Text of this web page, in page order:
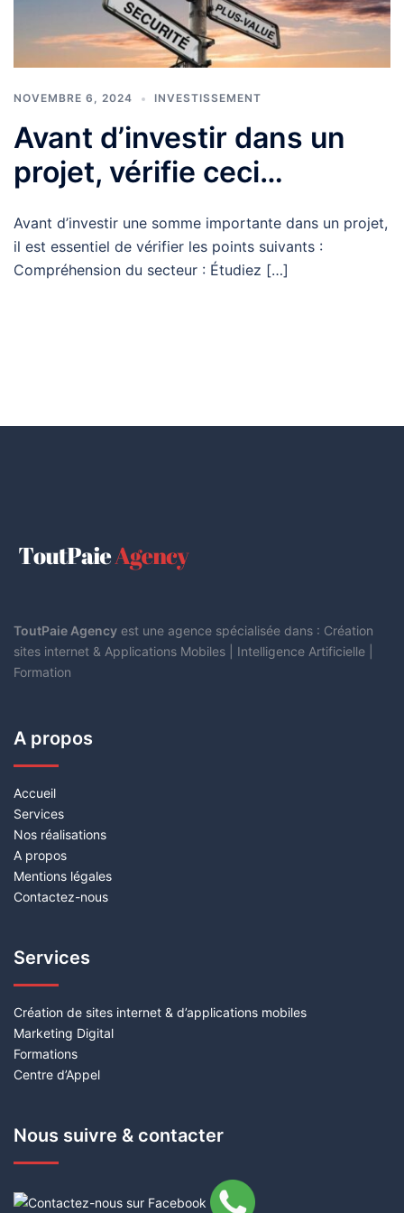
NOVEMBRE 6, 2024 INVESTISSEMENT
Avant d’investir dans un
projet, vérifie ceci…
Avant d’investir une somme importante dans un projet,
il est essentiel de vérifier les points suivants :
Compréhension du secteur : Étudiez […]
ToutPaie Agency est une agence spécialisée dans : Création
sites internet & Applications Mobiles | Intelligence Artificielle |
Formation
A propos
Accueil
Services
Nos réalisations
A propos
Mentions légales
Contactez-nous
Services
Création de sites internet & d’applications mobiles
Marketing Digital
Formations
Centre d’Appel
Nous suivre & contacter